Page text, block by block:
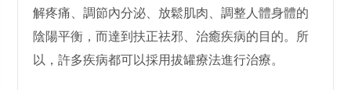
解疼痛、調節內分泌、放鬆肌肉、調整人體身體的
陰陽平衡，而達到扶正祛邪、治癒疾病的目的。所
以，許多疾病都可以採用拔罐療法進行治療。